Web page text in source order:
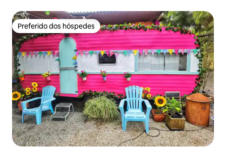
Preferido dos hóspedes
Preferido dos hóspedes